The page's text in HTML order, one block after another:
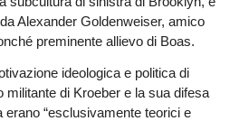
Alexander Goldenweiser, amico
preminente allievo di Boas.
ideologica e politica di
militante di Kroeber e la sua difesa
erano “esclusivamente teorici e